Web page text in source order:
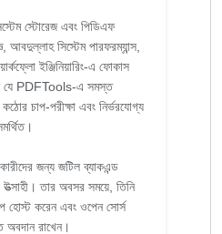
স্টোরেজ এবং পিডিএফ
আবদুল্লাহ সিস্টেম পারফরম্যান্স,
ইঞ্জিনিয়ারিং-এ ফোকাস
যে PDFTools-এ সমস্ত
চাপ-পরীক্ষা এবং নির্ভরযোগ্য
জন্য জটিল ব্যাকএন্ড
তার অবসর সময়ে, তিনি
হোস্ট করেন এবং ওপেন সোর্স